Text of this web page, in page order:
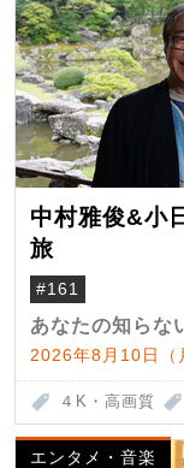
中村雅俊&小
旅
#161
あなたの知らな
2026年8月10日（
４K・高画質
エンタメ・音楽